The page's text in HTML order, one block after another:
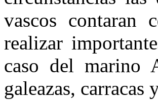
vascos contaran
realizar
caso del marino
galeazas, carracas